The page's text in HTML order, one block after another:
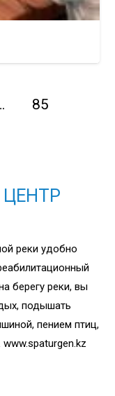
85
реки удобно
берегу реки, вы
подышать
пением птиц,